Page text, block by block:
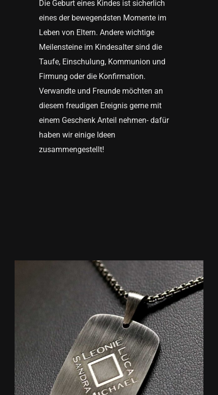
Die Geburt eines Kindes ist sicherlich
eines der bewegendsten Momente im
Leben von Eltern. Andere wichtige
Meilensteine im Kindesalter sind die
Taufe, Einschulung, Kommunion und
Firmung oder die Konfirmation.
Verwandte und Freunde möchten an
diesem freudigen Ereignis gerne mit
einem Geschenk Anteil nehmen- dafür
haben wir einige Ideen
zusammengestellt!